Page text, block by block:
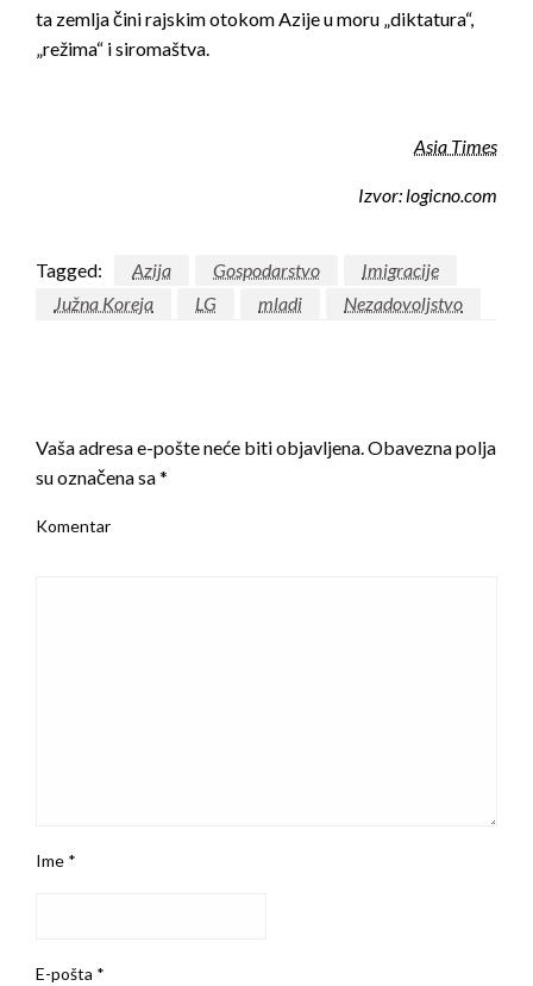
ta zemlja čini rajskim otokom Azije u moru „diktatura“,
„režima“ i siromaštva.
Asia Times
Izvor: logicno.com
Tagged: Azija Gospodarstvo
Imigracije
Južna Koreja
LG mladi Nezadovoljstvo
Vaša adresa e-pošte neće biti objavljena. Obavezna polja
su označena sa*
Komentar
Ime *
E-pošta *